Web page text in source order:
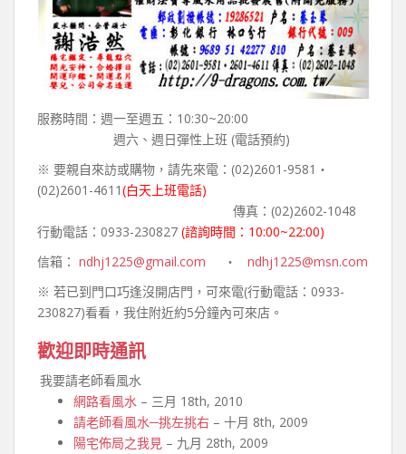
服務時間：週一至週五：10:30~20:00
週六、週日彈性上班 (電話預約)
※ 要親自來訪或購物，請先來電：(02)2601-9581‧
(02)2601-4611(白天上班電話)
傳真：(02)2602-1048
行動電話：0933-230827 (諮詢時間：10:00~22:00)
信箱： ndhj1225@gmail.com ‧ ndhj1225@msn.com
※ 若已到門口巧逢沒開店門，可來電(行動電話：0933-
230827)看看，我住附近約5分鐘內可來店。
歡迎即時通訊
我要請老師看風水
網路看風水 – 三月 18th, 2010
請老師看風水─挑左挑右 – 十月 8th, 2009
陽宅佈局之我見 – 九月 28th, 2009